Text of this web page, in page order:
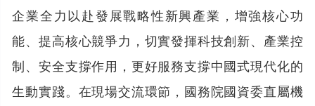
企業全力以赴發展戰略性新興產業，增強核心功
能、提高核心競爭力，切實發揮科技創新、產業控
制、安全支撐作用，更好服務支撐中國式現代化的
生動實踐。在現場交流環節，國務院國資委直屬機